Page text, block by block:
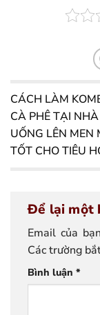
CÁCH LÀM
CÀ PHÊ TẠI
UỐNG LÊN MEN
TỐT CHO TIÊU
Để lại một
Email của
Các trường
Bình luận *